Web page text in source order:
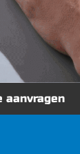
aanvragen